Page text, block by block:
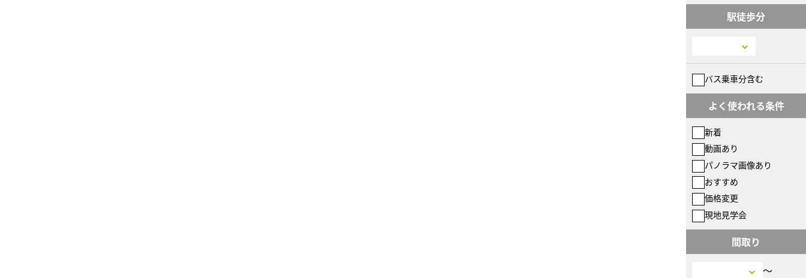
駅徒歩分
バス乗車分含む
よく使われる条件
新着
動画あり
パノラマ画像あり
おすすめ
価格変更
現地見学会
間取り
〜